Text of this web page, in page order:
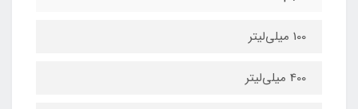
100 میلی‌لیتر
400 میلی‌لیتر